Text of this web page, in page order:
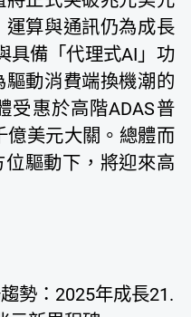
算與通訊仍為成長
具備「代理式AI」功
動消費端換機潮的
受惠於高階ADAS普
億美元大關。總體而
驅動下，將迎來高
勢：2025年成長21.